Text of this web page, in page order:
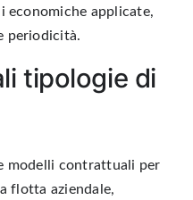
economiche applicate,
periodicità.
tipologie di
modelli contrattuali per
flotta aziendale,